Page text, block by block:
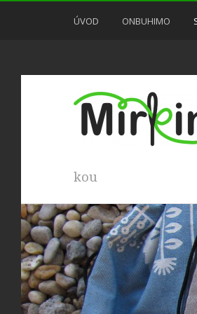
ÚVOD ONBUHIMO
kou